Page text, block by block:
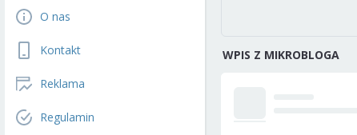
O nas
Kontakt
Reklama
Regulamin
WPIS Z MIKROBLOGA